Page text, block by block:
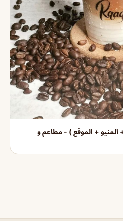
المنيو + الموقع ) - مطاعم و